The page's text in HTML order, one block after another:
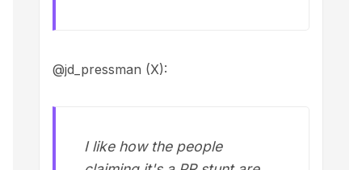
@jd_pressman (X):
I like how the people